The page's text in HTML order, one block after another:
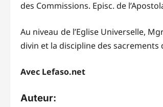
des Commissions. Episc. de
Au niveau de l’Eglise Universelle,
divin et la discipline des sacrements
Avec Lefaso.net
Auteur: